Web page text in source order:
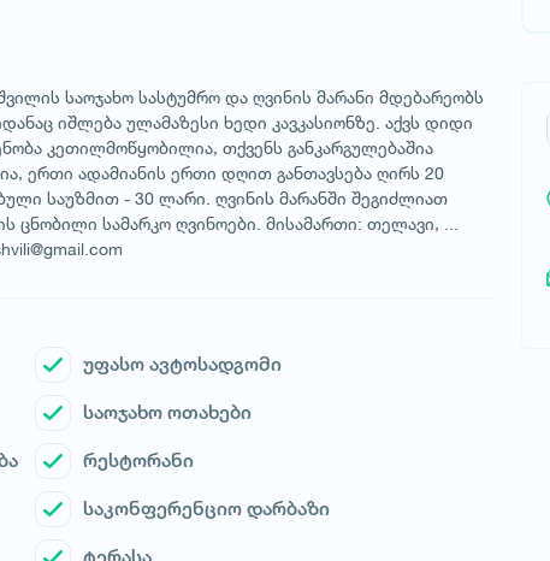
საოჯახო სასტუმრო და ღვინის მარანი მდებარეობს
იშლება ულამაზესი ხედი კავკასიონზე. აქვს დიდი
კეთილმოწყობილია, თქვენს განკარგულებაშია
ერთი ადამიანის ერთი დღით განთავსება ღირს 20
საუზმით - 30 ლარი. ღვინის მარანში შეგიძლიათ
ცნობილი სამარკო ღვინოები. მისამართი: თელავი, ...
უფასო ავტოსადგომი
საოჯახო ოთახები
რესტორანი
საკონფერენციო დარბაზი